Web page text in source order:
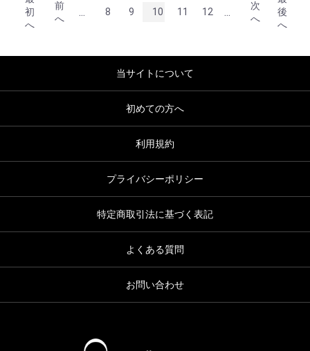
初
へ
前
へ
... 8 9 10 11 12 ...
次
へ
後
へ
当サイトについて
初めての方へ
利用規約
プライバシーポリシー
特定商取引法に基づく表記
よくある質問
お問い合わせ